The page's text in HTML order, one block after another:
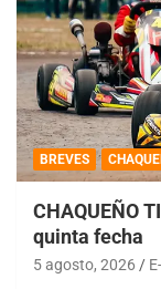
BREVES
CHAQUEÑO
quinta fecha
5 agosto, 2026